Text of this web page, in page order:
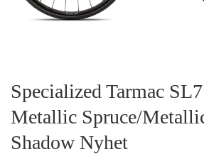
Specialized Tarmac
Metallic Spruce/
Shadow Nyhet